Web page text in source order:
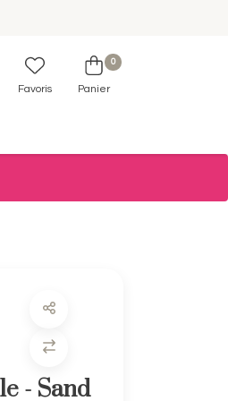
Favoris
0
Panier
- Sand